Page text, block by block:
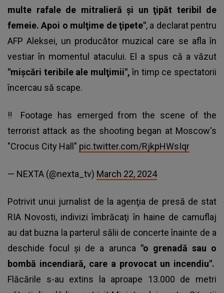
multe rafale de mitralieră şi un ţipăt teribil de
femeie. Apoi o mulţime de ţipete", a declarat pentru
AFP Aleksei, un producător muzical care se afla în
vestiar în momentul atacului. El a spus că a văzut
"mişcări teribile ale mulţimii",în timp ce spectatorii
încercau să scape.
‼️ Footage has emerged from the scene of the
terrorist attack as the shooting began at Moscow's
"Crocus City Hall" pic.twitter.com/RjkpHWsIqr
— NEXTA (@nexta_tv) March 22, 2024
Potrivit unui jurnalist de la agenţia de presă de stat
RIA Novosti, indivizi îmbrăcaţi în haine de camuflaj
au dat buzna la parterul sălii de concerte înainte de a
deschide focul şi de a arunca "o grenadă sau o
bombă incendiară, care a provocat un incendiu".
Flăcările s-au extins la aproape 13.000 de metri